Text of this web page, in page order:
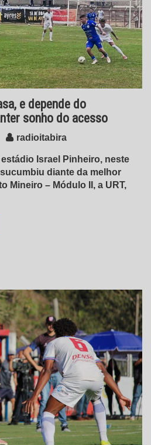
e depende do
sonho do acesso
radioitabira
Israel Pinheiro, neste
diante da melhor
Mineiro – Módulo II, a URT,